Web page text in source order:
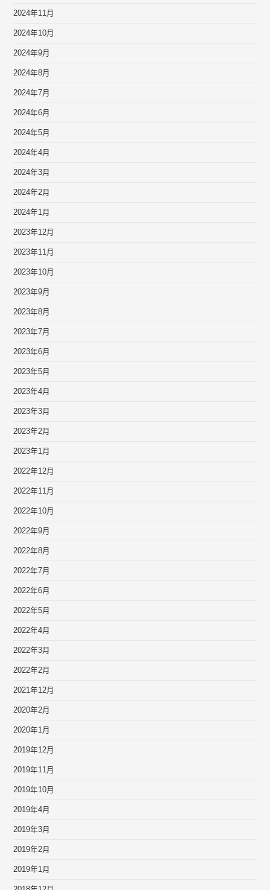
2024年11月
2024年10月
2024年9月
2024年8月
2024年7月
2024年6月
2024年5月
2024年4月
2024年3月
2024年2月
2024年1月
2023年12月
2023年11月
2023年10月
2023年9月
2023年8月
2023年7月
2023年6月
2023年5月
2023年4月
2023年3月
2023年2月
2023年1月
2022年12月
2022年11月
2022年10月
2022年9月
2022年8月
2022年7月
2022年6月
2022年5月
2022年4月
2022年3月
2022年2月
2021年12月
2020年2月
2020年1月
2019年12月
2019年11月
2019年10月
2019年4月
2019年3月
2019年2月
2019年1月